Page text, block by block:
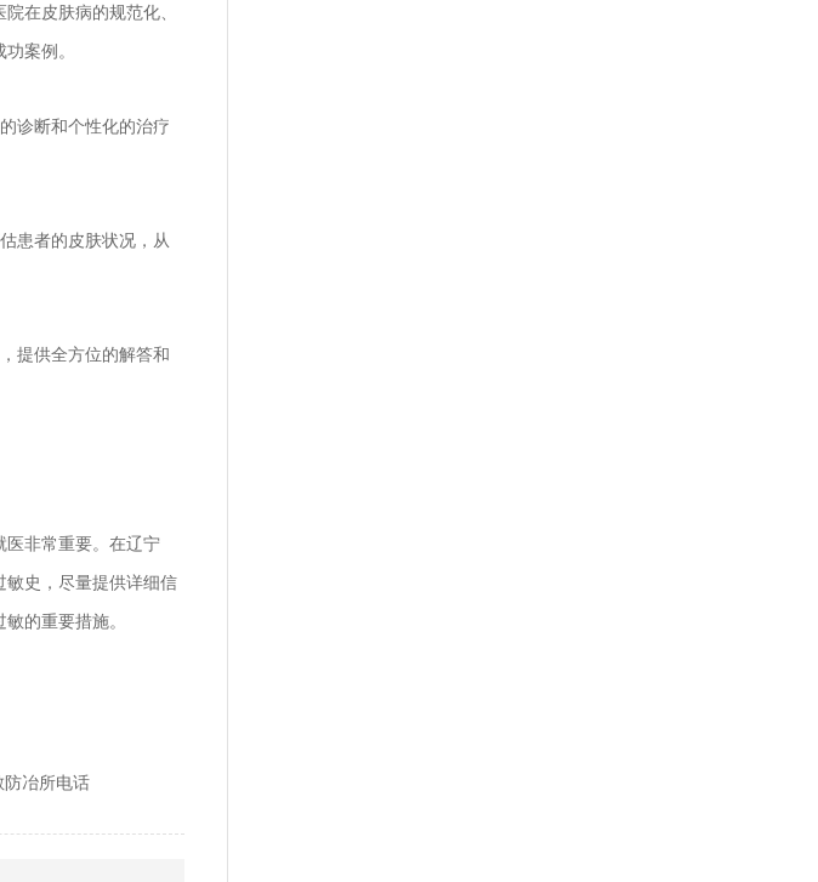
在皮肤病的规范化、
案例。
诊断和个性化的治疗
患者的皮肤状况，从
提供全方位的解答和
医非常重要。在辽宁
敏史，尽量提供详细信
的重要措施。
防冶所电话